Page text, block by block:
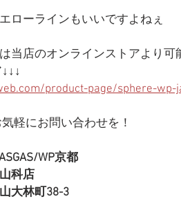
ローラインもいいですよねぇ
当店のオンラインストアより可
product-page/sphere-wp-
軽にお問い合わせを！
WP京都
科店
大林町38-3